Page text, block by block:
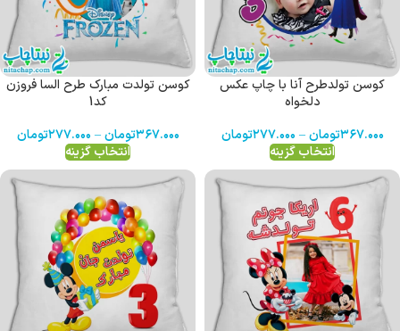
کوسن تولدطرح آنا با چاپ عکس
دلخواه
۳۶۷.۰۰۰تومان – ۲۷۷.۰۰۰تومان
انتخاب گزینه
کوسن تولدت مبارک طرح السا فروزن
کد1
۳۶۷.۰۰۰تومان – ۲۷۷.۰۰۰تومان
انتخاب گزینه